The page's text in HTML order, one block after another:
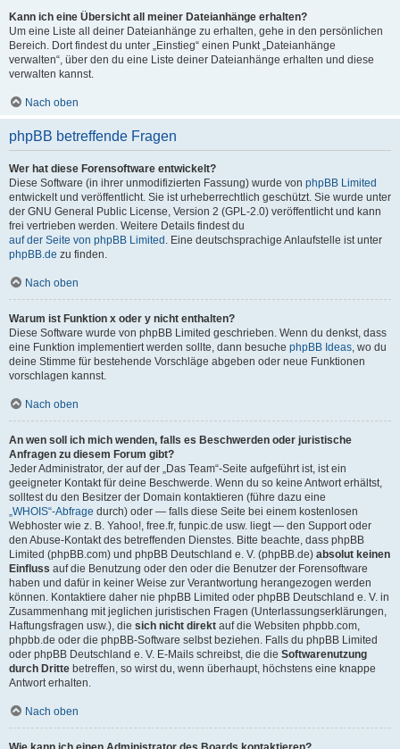
Kann ich eine Übersicht all meiner Dateianhänge erhalten?
Um eine Liste all deiner Dateianhänge zu erhalten, gehe in den persönlichen
Bereich. Dort findest du unter „Einstieg“ einen Punkt „Dateianhänge
verwalten“, über den du eine Liste deiner Dateianhänge erhalten und diese
verwalten kannst.
Nach oben
phpBB betreffende Fragen
Wer hat diese Forensoftware entwickelt?
Diese Software (in ihrer unmodifizierten Fassung) wurde von phpBB Limited
entwickelt und veröffentlicht. Sie ist urheberrechtlich geschützt. Sie wurde unter
der GNU General Public License, Version 2 (GPL-2.0) veröffentlicht und kann
frei vertrieben werden. Weitere Details findest du
auf der Seite von phpBB Limited . Eine deutschsprachige Anlaufstelle ist unter
phpBB.de zu finden.
Nach oben
Warum ist Funktion x oder y nicht enthalten?
Diese Software wurde von phpBB Limited geschrieben. Wenn du denkst, dass
eine Funktion implementiert werden sollte, dann besuche phpBB Ideas, wo du
deine Stimme für bestehende Vorschläge abgeben oder neue Funktionen
vorschlagen kannst.
Nach oben
An wen soll ich mich wenden, falls es Beschwerden oder juristische
Anfragen zu diesem Forum gibt?
Jeder Administrator, der auf der „Das Team“-Seite aufgeführt ist, ist ein
geeigneter Kontakt für deine Beschwerde. Wenn du so keine Antwort erhältst,
solltest du den Besitzer der Domain kontaktieren (führe dazu eine
„WHOIS“-Abfrage durch) oder — falls diese Seite bei einem kostenlosen
Webhoster wie z. B. Yahoo!, free.fr, funpic.de usw. liegt — den Support oder
den Abuse-Kontakt des betreffenden Dienstes. Bitte beachte, dass phpBB
Limited (phpBB.com) und phpBB Deutschland e. V. (phpBB.de) absolut keinen
Einfluss auf die Benutzung oder den oder die Benutzer der Forensoftware
haben und dafür in keiner Weise zur Verantwortung herangezogen werden
können. Kontaktiere daher nie phpBB Limited oder phpBB Deutschland e. V. in
Zusammenhang mit jeglichen juristischen Fragen (Unterlassungserklärungen,
Haftungsfragen usw.), die sich nicht direkt auf die Websiten phpbb.com,
phpbb.de oder die phpBB-Software selbst beziehen. Falls du phpBB Limited
oder phpBB Deutschland e. V. E-Mails schreibst, die die Softwarenutzung
durch Dritte betreffen, so wirst du, wenn überhaupt, höchstens eine knappe
Antwort erhalten.
Nach oben